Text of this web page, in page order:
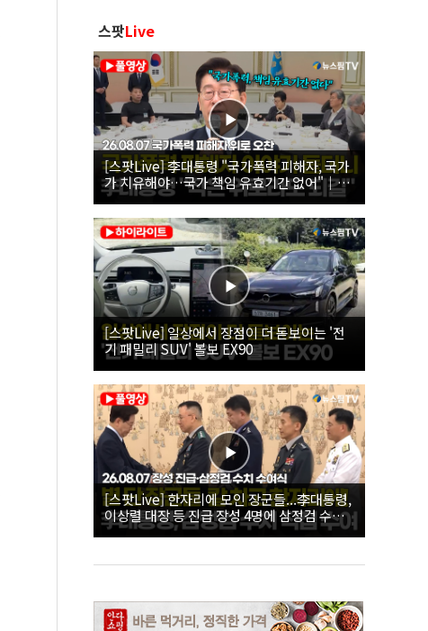
스팟Live
[스팟Live] 李대통령 "국가폭력 피해자, 국가
가 치유해야…국가 책임 유효기간 없어"｜
26.08.07 국가폭력 피해자 위로 오찬
[스팟Live] 일상에서 장점이 더 돋보이는 '전
기 패밀리 SUV' 볼보 EX90
[스팟Live] 한자리에 모인 장군들...李대통령,
이상렬 대장 등 진급 장성 4명에 삼정검 수치
직접 수여｜26.08.07 장성 진급·삼정검 수치